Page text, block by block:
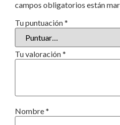
campos obligatorios están
Tu puntuación*
Tu valoración*
Nombre*